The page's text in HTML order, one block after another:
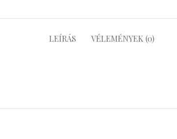
LEÍRÁS VÉLEMÉNYEK (0)